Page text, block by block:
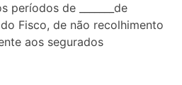
períodos de _______de
Fisco, de não recolhimento
aos segurados